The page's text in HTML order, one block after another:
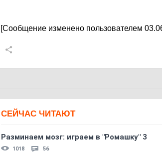
[Сообщение изменено пользователем
СЕЙЧАС ЧИТАЮТ
Разминаем мозг: играем в "Ромашку" 3
1018 56